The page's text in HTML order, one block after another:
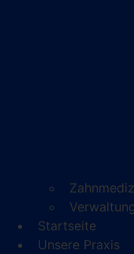
Startseite
Unsere Praxis